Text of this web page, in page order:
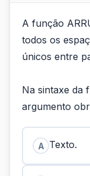
A função
todos os
únicos entre
Na sintaxe da
argumento
A Texto.